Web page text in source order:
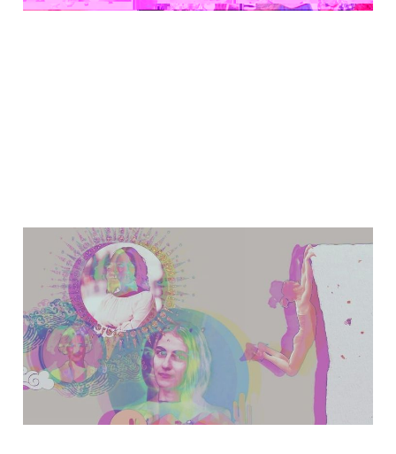
Den liberala
glasklippan kallar,
Romina
08 maj 2025 2 min read